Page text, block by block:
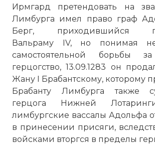
Ирмгард претендовать на
Лимбурга имел право граф
Берг, приходившийся
Вальраму IV, но понимая
самостоятельной борьбы
герцогство, 13.09.1283 он
Жану I Брабантскому, которому
Брабанту Лимбурга также
герцога Нижней
лимбургские вассалы Адольфа
в принесении присяги,
войсками вторгся в пределы